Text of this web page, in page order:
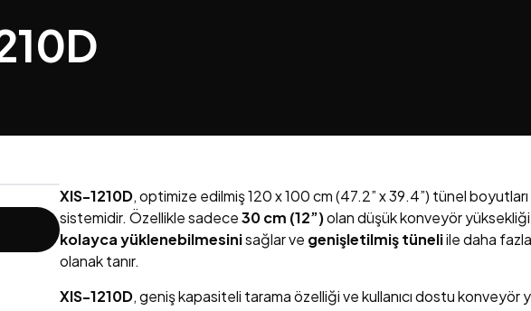
XIS-1210D, optimize edilmiş 120 x 100 cm (47.2” x 39.4”) tünel
sistemidir. Özellikle sadece30 cm (12”)olan düşük konveyör
kolayca yüklenebilmesinisağlar ve genişletilmiş tüneliile daha
olanak tanır.
XIS-1210D, geniş kapasiteli tarama özelliği ve kullanıcı dostu konveyör